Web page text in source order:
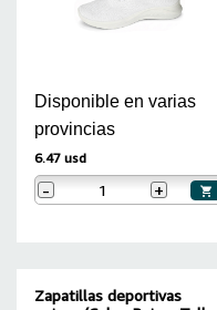
Disponible en varias
provincias
6.47 usd
- +
Zapatillas deportivas